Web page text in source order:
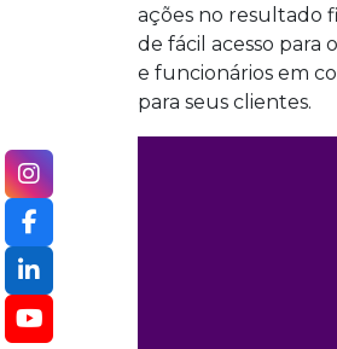
ações no resultado
de fácil acesso para
e funcionários em
para seus clientes.